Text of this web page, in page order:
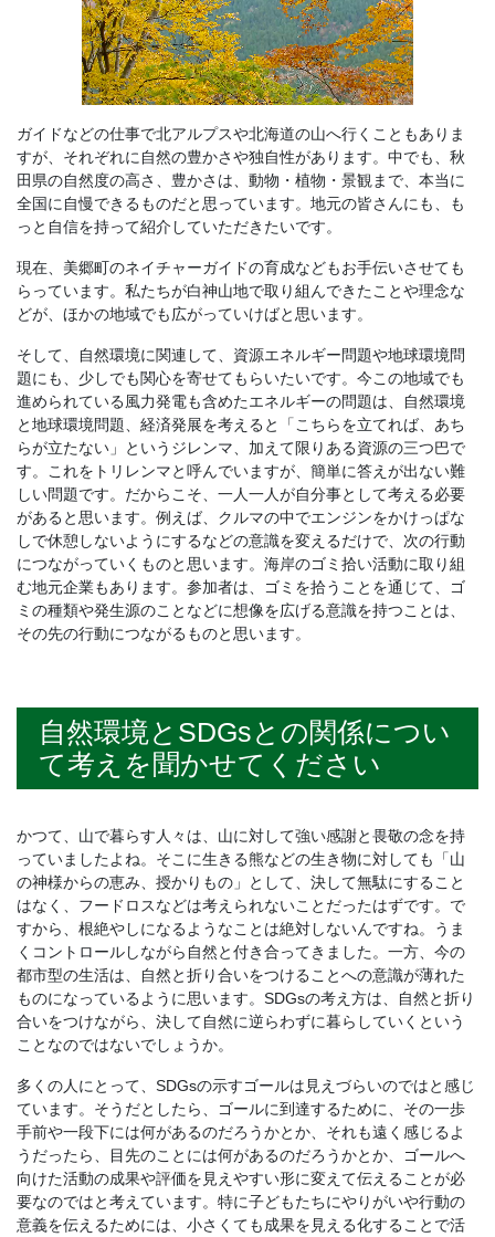
ガイドなどの仕事で北アルプスや北海道の山へ行くこともありま
すが、それぞれに自然の豊かさや独自性があります。中でも、秋
田県の自然度の高さ、豊かさは、動物・植物・景観まで、本当に
全国に自慢できるものだと思っています。地元の皆さんにも、も
っと自信を持って紹介していただきたいです。
現在、美郷町のネイチャーガイドの育成などもお手伝いさせても
らっています。私たちが白神山地で取り組んできたことや理念な
どが、ほかの地域でも広がっていけばと思います。
そして、自然環境に関連して、資源エネルギー問題や地球環境問
題にも、少しでも関心を寄せてもらいたいです。今この地域でも
進められている風力発電も含めたエネルギーの問題は、自然環境
と地球環境問題、経済発展を考えると「こちらを立てれば、あち
らが立たない」というジレンマ、加えて限りある資源の三つ巴で
す。これをトリレンマと呼んでいますが、簡単に答えが出ない難
しい問題です。だからこそ、一人一人が自分事として考える必要
があると思います。例えば、クルマの中でエンジンをかけっぱな
しで休憩しないようにするなどの意識を変えるだけで、次の行動
につながっていくものと思います。海岸のゴミ拾い活動に取り組
む地元企業もあります。参加者は、ゴミを拾うことを通じて、ゴ
ミの種類や発生源のことなどに想像を広げる意識を持つことは、
その先の行動につながるものと思います。
自然環境とSDGsとの関係につい
て考えを聞かせてください
かつて、山で暮らす人々は、山に対して強い感謝と畏敬の念を持
っていましたよね。そこに生きる熊などの生き物に対しても「山
の神様からの恵み、授かりもの」として、決して無駄にすること
はなく、フードロスなどは考えられないことだったはずです。で
すから、根絶やしになるようなことは絶対しないんですね。うま
くコントロールしながら自然と付き合ってきました。一方、今の
都市型の生活は、自然と折り合いをつけることへの意識が薄れた
ものになっているように思います。SDGsの考え方は、自然と折り
合いをつけながら、決して自然に逆らわずに暮らしていくという
ことなのではないでしょうか。
多くの人にとって、SDGsの示すゴールは見えづらいのではと感じ
ています。そうだとしたら、ゴールに到達するために、その一歩
手前や一段下には何があるのだろうかとか、それも遠く感じるよ
うだったら、目先のことには何があるのだろうかとか、ゴールへ
向けた活動の成果や評価を見えやすい形に変えて伝えることが必
要なのではと考えています。特に子どもたちにやりがいや行動の
意義を伝えるためには、小さくても成果を見える化することで活